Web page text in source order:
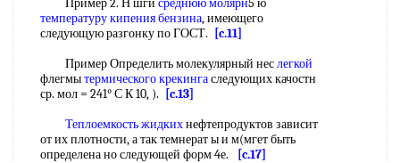
Пример 2. Н шги среднюю молярн5 ю
температуру кипениябензина, имеющего
следующую разгонку по ГОСТ.
[c.11]
Пример Определить молекулярный неслегкой
флегмытермического крекингаследующих качостн
ср. мол = 241° С К 10, ).
[c.13]
Теплоемкость жидкихнефтепродуктов зависит
от их плотности, а так темнерат ы и м(мгет быть
определена но следующей форм 4е.
[c.17]